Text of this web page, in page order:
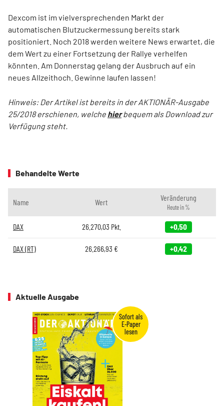
Dexcom ist im vielversprechenden Markt der
automatischen Blutzuckermessung bereits stark
positioniert. Noch 2018 werden weitere News erwartet, die
dem Wert zu einer Fortsetzung der Rallye verhelfen
könnten. Am Donnerstag gelang der Ausbruch auf ein
neues Allzeithoch. Gewinne laufen lassen!
Hinweis: Der Artikel ist bereits in der AKTIONÄR-Ausgabe
25/2018 erschienen, welche hier bequem als Download zur
Verfügung steht.
Behandelte Werte
Name Wert Veränderung
Heute in %
DAX 26.270,03 Pkt. +0,50
DAX (RT) 26.266,93 € +0,42
Aktuelle Ausgabe